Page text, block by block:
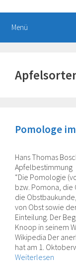
Inhalt
springen
Menü
Pomologe
Hans Thomas
Apfelbestimmung
“Die Pomologie
bzw. Pomona,
die
von Obst sowie
Einteilung. Der
Knoop in seinem
Wikipedia Der
hat am 1.
Weiterlesen